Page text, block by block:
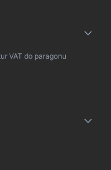
VAT do paragonu